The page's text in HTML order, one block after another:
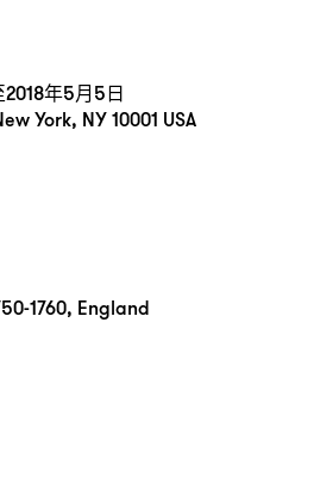
年5月5日
York, NY 10001 USA
1760, England